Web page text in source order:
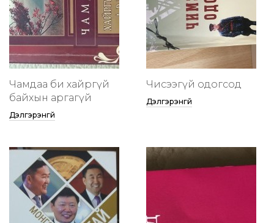
Чамдаа би хайргүй
байхын аргагүй
Дэлгэрэнгүй
Чисээгүй одогсод
Дэлгэрэнгүй